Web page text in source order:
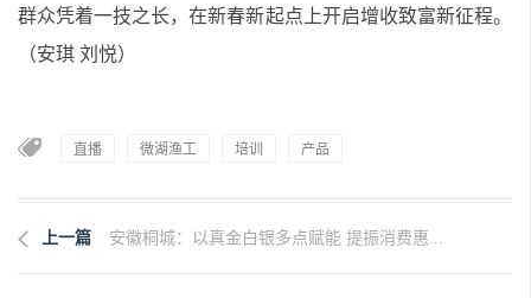
群众凭着一技之长，在新春新起点上开启增收致富新征程。
（安琪 刘悦）
直播 微湖渔工 培训 产品
上一篇 安徽桐城：以真金白银多点赋能 提振消费惠...